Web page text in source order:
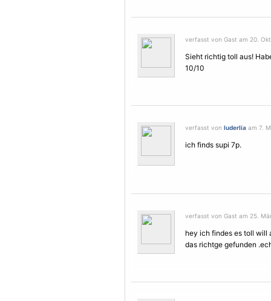
verfasst von Gast am 20.
Sieht richtig toll aus!
10/10
verfasst von luderlia am 7.
ich finds supi 7p.
verfasst von Gast am 25.
hey ich findes es toll will
das richtge gefunden